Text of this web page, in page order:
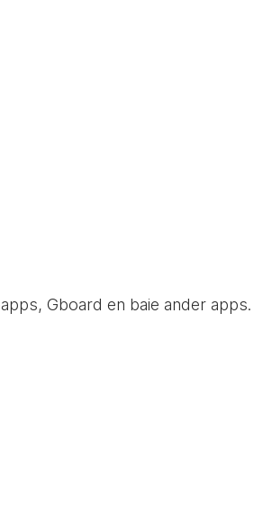
Gboard en baie ander apps.